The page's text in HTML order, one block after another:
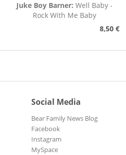
Juke Boy Barner: Well Baby -
Rock With Me Baby
8,50 €
Social Media
Bear Family News Blog
Facebook
Instagram
MySpace